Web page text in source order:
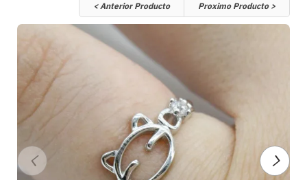
< Anterior Producto Proximo Producto >